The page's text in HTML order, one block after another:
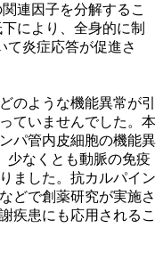
連因子を分解するこ
により、全身的に制
て炎症応答が促進さ
のような機能異常が引
ていませんでした。本
パ管内皮細胞の機能異
少なくとも動脈の免疫
ました。抗カルパイン
どで創薬研究が実施さ
疾患にも応用されるこ